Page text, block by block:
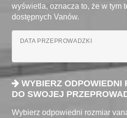
wyświetla, oznacza to, że w tym
dostępnych Vanów.
DATA PRZEPROWADZKI
WYBIERZ ODPOWIEDNI
DO SWOJEJ
Wybierz odpowiedni rozmiar